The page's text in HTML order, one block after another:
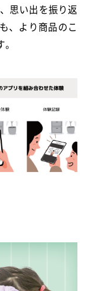
思い出を振り返
、より商品のこ